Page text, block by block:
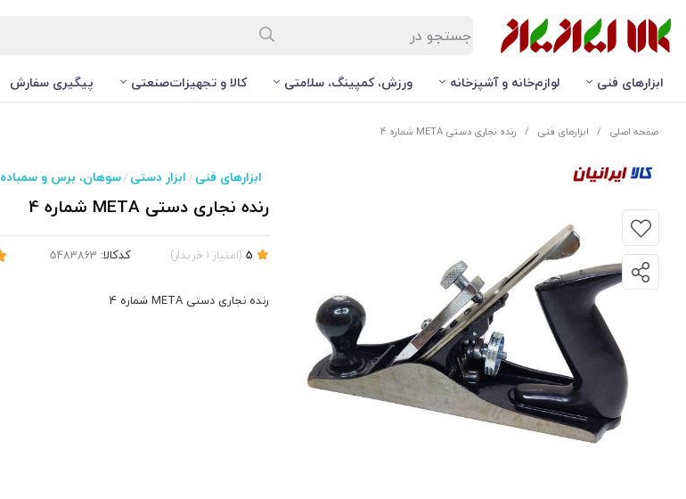
ابزارهای فنی لوازم‌خانه و آشپزخانه ورزش، کمپینگ، سلامتی کالا و تجهیزات‌صنعتی پیگیری سفارش
صفحه اصلی / ابزارهای فنی / رنده نجاری دستی META شماره 4
ابزارهای فنی / ابزار دستی /سوهان، برس و سمباده
رنده نجاری دستی META شماره 4
(امتیاز 1 خریدار) کدکالا:
رنده نجاری دستی META شماره 4